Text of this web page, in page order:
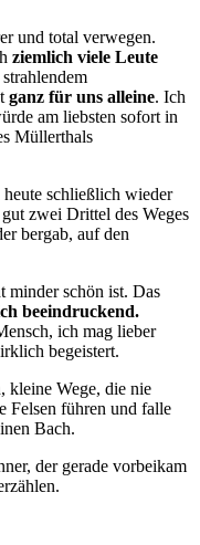
und total verwegen.
ziemlich viele Leute
ganz für uns alleine. Ich
am liebsten sofort in
Müllerthals
schließlich wieder
zwei Drittel des Weges
bergab, auf den
minder schön ist. Das
beeindruckend.
ich mag lieber
begeistert.
kleine Wege, die nie
Felsen führen und falle
Bach.
der gerade vorbeikam